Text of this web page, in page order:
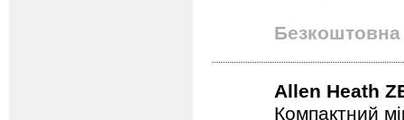
Безкоштовна
Allen Heath
Компактний